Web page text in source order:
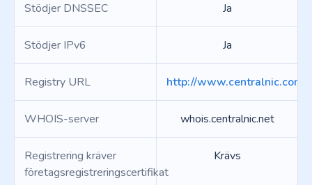
Stödjer DNSSEC Ja
Stödjer IPv6 Ja
Registry URL http://www.centralnic.com/
WHOIS-server whois.centralnic.net
Registrering kräver
företagsregistreringscertifikat
Krävs